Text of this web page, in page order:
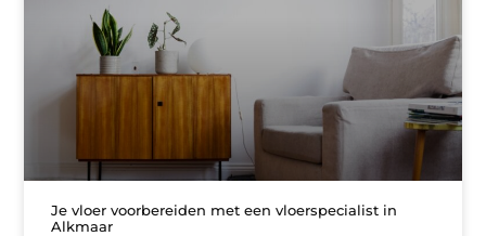
Je vloer voorbereiden met een vloerspecialist in
Alkmaar